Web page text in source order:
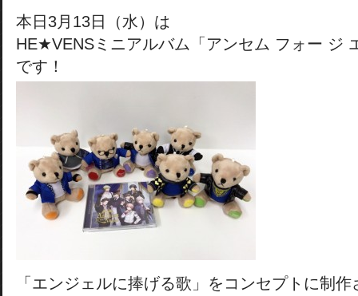
本日3月13日（水）は
HE★VENSミニアルバム「アンセム フォー ジ
です！
「エンジェルに捧げる歌」をコンセプトに制作